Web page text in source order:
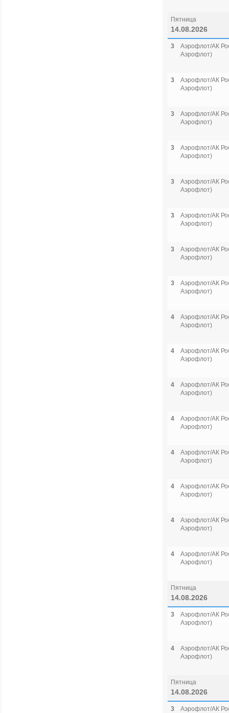
Пятница
14.08.2026
3
Аэрофлот/АК
Аэрофлот)
3
Аэрофлот/АК
Аэрофлот)
3
Аэрофлот/АК
Аэрофлот)
3
Аэрофлот/АК
Аэрофлот)
3
Аэрофлот/АК
Аэрофлот)
3
Аэрофлот/АК
Аэрофлот)
3
Аэрофлот/АК
Аэрофлот)
3
Аэрофлот/АК
Аэрофлот)
4
Аэрофлот/АК
Аэрофлот)
4
Аэрофлот/АК
Аэрофлот)
4
Аэрофлот/АК
Аэрофлот)
4
Аэрофлот/АК
Аэрофлот)
4
Аэрофлот/АК
Аэрофлот)
4
Аэрофлот/АК
Аэрофлот)
4
Аэрофлот/АК
Аэрофлот)
4
Аэрофлот/АК
Аэрофлот)
Пятница
14.08.2026
3
Аэрофлот/АК
Аэрофлот)
4
Аэрофлот/АК
Аэрофлот)
Пятница
14.08.2026
3
Аэрофлот/АК